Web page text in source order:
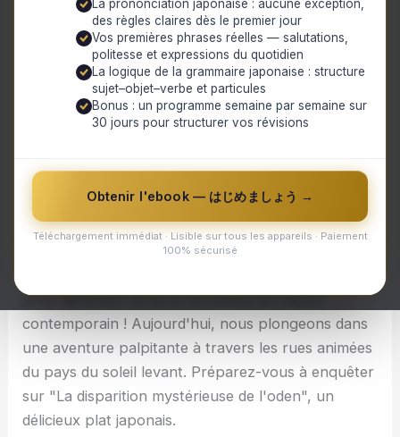
La prononciation japonaise : aucune exception,
des règles claires dès le premier jour
Vos premières phrases réelles — salutations,
politesse et expressions du quotidien
La logique de la grammaire japonaise : structure
sujet–objet–verbe et particules
Bonus : un programme semaine par semaine sur
30 jours pour structurer vos révisions
Obtenir l'ebook — はじめましょう →
Téléchargement immédiat · Lisible sur tous les appareils · Paiement
100% sécurisé
Hattonihongo vous emmène en voyage
À la recherche d'un trésor culinaire
Entre traditions et modernité
Une expérience gustative inoubliable
Une conclusion inattendue
Un périple mémorable
savoureuse à travers le Japon contemporain
Hattonihongo vous emmène en voyage
pour découvrir la vie et la culture du Japon
contemporain ! Aujourd'hui, nous plongeons dans
une aventure palpitante à travers les rues animées
du pays du soleil levant. Préparez-vous à enquêter
sur "La disparition mystérieuse de l'oden", un
délicieux plat japonais.